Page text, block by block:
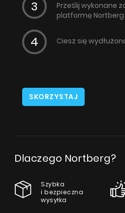
Prześlij wykonane
platformę Nortberg
Ciesz się
SKORZYSTAJ
Dlaczego Nortberg?
Szybka
i bezpieczna
wysyłka